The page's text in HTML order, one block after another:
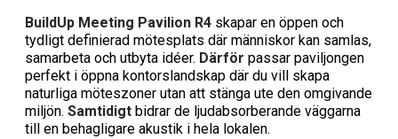
BuildUp Meeting Pavilion R4 skapar en öppen och
tydligt definierad mötesplats där människor kan samlas,
samarbeta och utbyta idéer. Därför passar paviljongen
perfekt i öppna kontorslandskap där du vill skapa
naturliga möteszoner utan att stänga ute den omgivande
miljön. Samtidigt bidrar de ljudabsorberande väggarna
till en behagligare akustik i hela lokalen.